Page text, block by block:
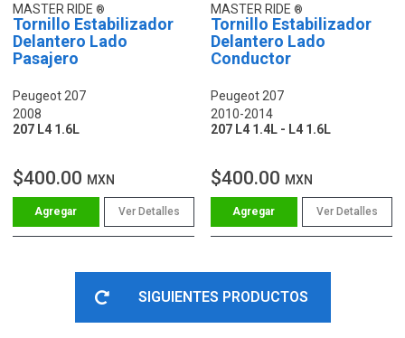
MASTER RIDE
Tornillo Estabilizador
Delantero Lado
Pasajero
Peugeot 207
2008
207 L4 1.6L
$400.00 MXN
Ver Detalles
MASTER RIDE
Tornillo Estabilizador
Delantero Lado
Conductor
Peugeot 207
2010-2014
207 L4 1.4L - L4 1.6L
$400.00 MXN
Ver Detalles
SIGUIENTES PRODUCTOS